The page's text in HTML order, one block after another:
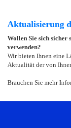
Aktualisierung
Wollen Sie sich sicher
verwenden?
Wir bieten Ihnen eine
Aktualität der von
Brauchen Sie mehr